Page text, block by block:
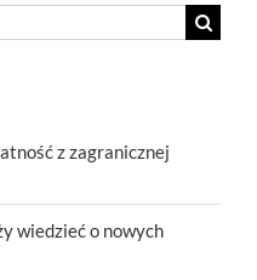
z zagranicznej
wiedzieć o nowych